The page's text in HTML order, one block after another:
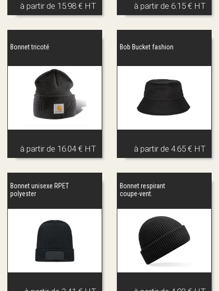
à partir de 15.98 € HT à partir de 6.15 € HT
Bonnet tricoté
à partir de 16.04 € HT
Bob Bucket fashion
à partir de 4.65 € HT
Bonnet unisexe RPET
polyester
Bonnet respirant
coupe-vent.